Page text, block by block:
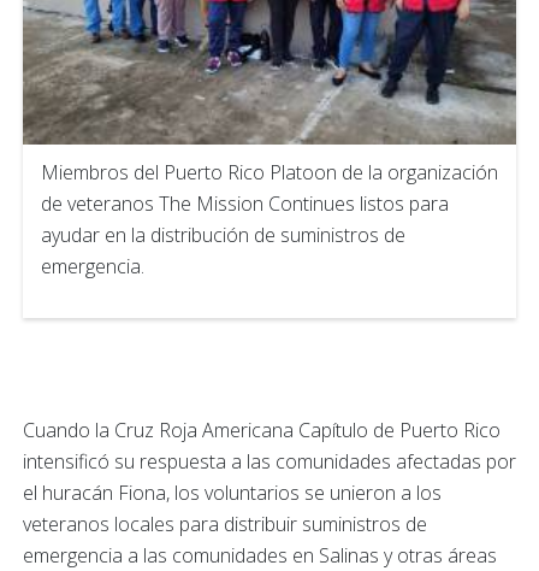
Miembros del Puerto Rico Platoon de la organización
de veteranos The Mission Continues listos para
ayudar en la distribución de suministros de
emergencia.
Cuando la Cruz Roja Americana Capítulo de Puerto Rico
intensificó su respuesta a las comunidades afectadas por
el huracán Fiona, los voluntarios se unieron a los
veteranos locales para distribuir suministros de
emergencia a las comunidades en Salinas y otras áreas